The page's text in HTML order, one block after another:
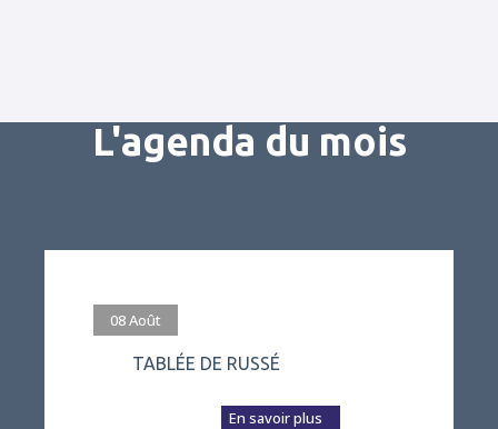
L'agenda du mois
08Août
TABLÉE DE RUSSÉ
En savoir plus